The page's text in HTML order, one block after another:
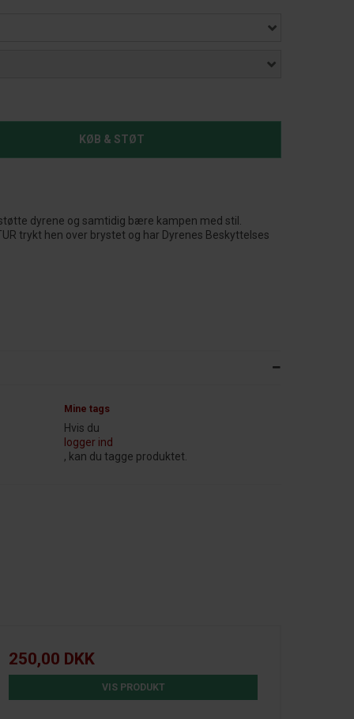
KØB & STØT
dyrene og samtidig bære kampen med stil.
trykt hen over brystet og har Dyrenes Beskyttelses
Mine tags
Hvis du
logger ind
, kan du tagge produktet.
250,00 DKK
VIS PRODUKT